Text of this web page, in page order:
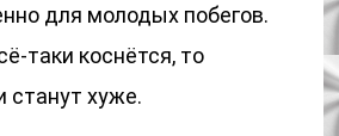
для молодых побегов.
таки коснётся, то
станут хуже.